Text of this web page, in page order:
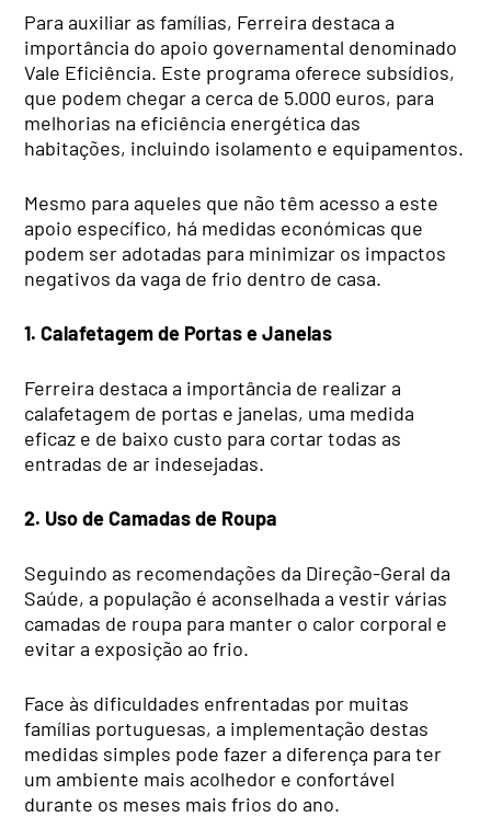
Para auxiliar as famílias, Ferreira destaca a
importância do apoio governamental denominado
Vale Eficiência. Este programa oferece subsídios,
que podem chegar a cerca de 5.000 euros, para
melhorias na eficiência energética das
habitações, incluindo isolamento e equipamentos.
Mesmo para aqueles que não têm acesso a este
apoio específico, há medidas económicas que
podem ser adotadas para minimizar os impactos
negativos da vaga de frio dentro de casa.
1. Calafetagem de Portas e Janelas
Ferreira destaca a importância de realizar a
calafetagem de portas e janelas, uma medida
eficaz e de baixo custo para cortar todas as
entradas de ar indesejadas.
2. Uso de Camadas de Roupa
Seguindo as recomendações da Direção-Geral da
Saúde, a população é aconselhada a vestir várias
camadas de roupa para manter o calor corporal e
evitar a exposição ao frio.
Face às dificuldades enfrentadas por muitas
famílias portuguesas, a implementação destas
medidas simples pode fazer a diferença para ter
um ambiente mais acolhedor e confortável
durante os meses mais frios do ano.